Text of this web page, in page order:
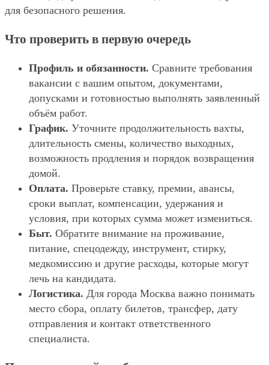
для безопасного решения.
Что проверить в первую очередь
Профиль и обязанности. Сравните требования
вакансии с вашим опытом, документами,
допусками и готовностью выполнять заявленный
объём работ.
График. Уточните продолжительность вахты,
длительность смены, количество выходных,
возможность продления и порядок возвращения
домой.
Оплата. Проверьте ставку, премии, авансы,
сроки выплат, компенсации, удержания и
условия, при которых сумма может измениться.
Быт. Обратите внимание на проживание,
питание, спецодежду, инструмент, стирку,
медкомиссию и другие расходы, которые могут
лечь на кандидата.
Логистика. Для города Москва важно понимать
место сбора, оплату билетов, трансфер, дату
отправления и контакт ответственного
специалиста.